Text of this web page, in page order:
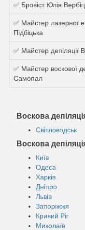
✅ Бровіст Юлія
✅ Майстер лазерної
Підбіцька
✅ Майстер депіляції
✅ Майстер воскової
Самопал
Воскова
Світловодськ
Воскова
Київ
Одеса
Харків
Дніпро
Львів
Запоріжжя
Кривий Ріг
Миколаїв